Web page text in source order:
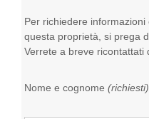
Per richiedere
questa proprietà, si prega
Verrete a breve ricontattati
Nome e cognome(richiesti)